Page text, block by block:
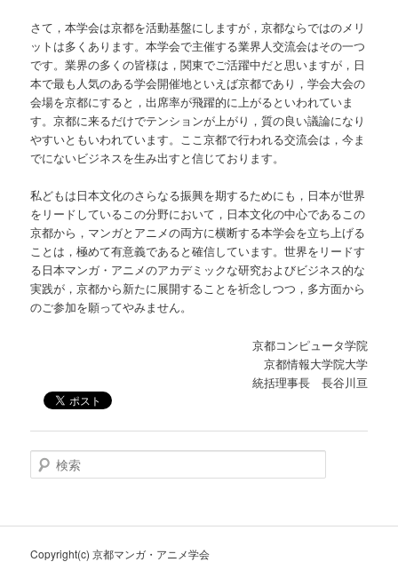
さて，本学会は京都を活動基盤にしますが，京都ならではのメリ
ットは多くあります。本学会で主催する業界人交流会はその一つ
です。業界の多くの皆様は，関東でご活躍中だと思いますが，日
本で最も人気のある学会開催地といえば京都であり，学会大会の
会場を京都にすると，出席率が飛躍的に上がるといわれていま
す。京都に来るだけでテンションが上がり，質の良い議論になり
やすいともいわれています。ここ京都で行われる交流会は，今ま
でにないビジネスを生み出すと信じております。
私どもは日本文化のさらなる振興を期するためにも，日本が世界
をリードしているこの分野において，日本文化の中心であるこの
京都から，マンガとアニメの両方に横断する本学会を立ち上げる
ことは，極めて有意義であると確信しています。世界をリードす
る日本マンガ・アニメのアカデミックな研究およびビジネス的な
実践が，京都から新たに展開することを祈念しつつ，多方面から
のご参加を願ってやみません。
京都コンピュータ学院
京都情報大学院大学
統括理事長 長谷川亘
検
索
Copyright(c) 京都マンガ・アニメ学会